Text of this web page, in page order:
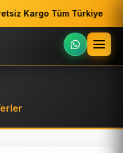
Kargo Tüm Türkiye